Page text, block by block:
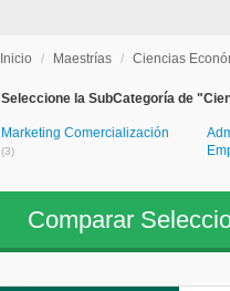
Inicio / Maestrías / Ciencias
Seleccione la SubCategoría de
Marketing Comercialización
(3)
Comparar